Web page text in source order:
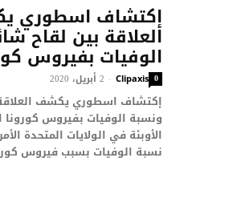
إكتشاف اسطوري
العلاقة بين لقاح
الوفيات بفيروس
Clipaxis
- 2 أبريل، 2020 0
إكتشاف اسطوري يكشف
ونسبة الوفيات بفيروس
الأوبئة في الولايات المتحدة
نسبة الوفيات بسبب فيروس